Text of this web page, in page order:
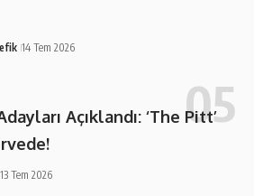
14 Tem 2026
Açıklandı: ‘The Pitt’
13 Tem 2026